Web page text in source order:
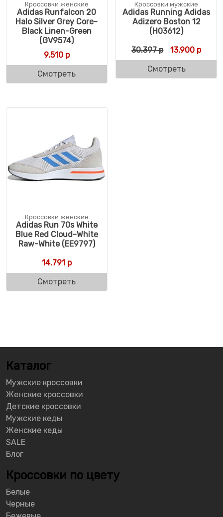
Кроссовки женские
Adidas Runfalcon 20
Halo Silver Grey Core-
Black Linen-Green
(GV9574)
9.510р
Смотреть
Кроссовки мужские
Adidas Running Adidas
Adizero Boston 12
(H03612)
30.397р 13.900 р
Смотреть
Кроссовки женские
Adidas Run 70s White
Blue Red Cloud-White
Raw-White (EE9797)
14.791 р
Смотреть
Каталог
Мужские кроссовки
Женские кроссовки
Детские кроссовки
Мужские кеды
Женские кеды
SALE
Блог
Кроссовки по цвету
Белые
Черные